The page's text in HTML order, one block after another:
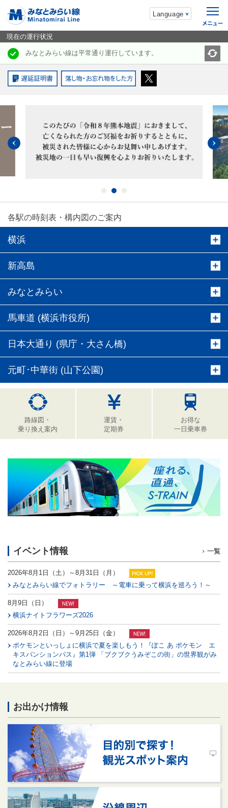
Language
現在の運行状況
みなとみらい線は平常通り運行しています。
各駅の時刻表・構内図のご案内
横浜
新高島
みなとみらい
馬車道 (横浜市役所)
日本大通り (県庁・大さん橋)
元町･中華街 (山下公園)
路線図・
乗り換え案内
運賃・
定期券
お得な
一日乗車券
イベント情報 一覧
2026年8月1日（土）～8月31日（月）
みなとみらい線でフォトラリー ～電車に乗って横浜を巡ろう！～
8月9日（日）
横浜ナイトフラワーズ2026
2026年8月2日（日）～9月25日（金）
ポケモンといっしょに横浜で夏を楽しもう！『ぽこ あ ポケモン エ
キスパンションパス』第1弾 「ブクブクうみぞこの街」の世界観がみ
なとみらい線に登場
お出かけ情報